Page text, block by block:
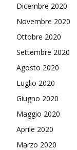
Dicembre 2020
Novembre 2020
Ottobre 2020
Settembre 2020
Agosto 2020
Luglio 2020
Giugno 2020
Maggio 2020
Aprile 2020
Marzo 2020